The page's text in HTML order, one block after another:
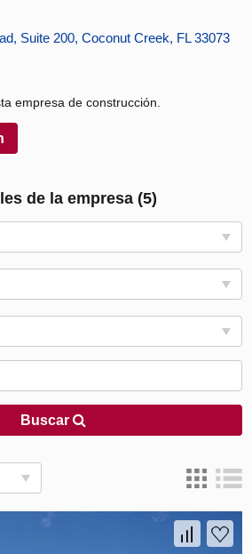
Suite 200, Coconut Creek, FL 33073
empresa de construcción.
de la empresa (5)
Buscar